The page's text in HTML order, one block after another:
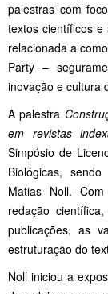
palestras com
textos científicos
relacionada a
Party –
inovação e cultura
A palestra
em revistas
Simpósio de
Biológicas,
Matias Noll.
redação
publicações, as
estruturação do
Noll iniciou a